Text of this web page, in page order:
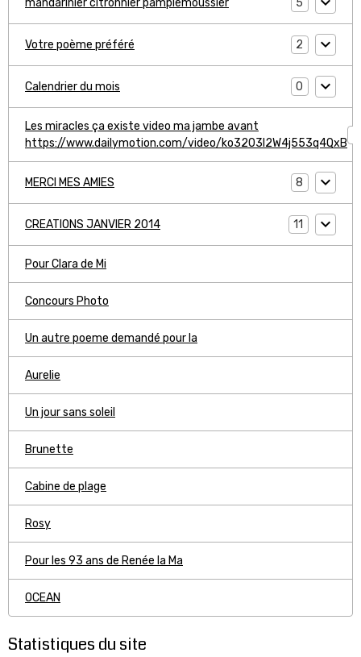
mandarinier citronnier pamplemoussier
Votre poème préféré 2
Calendrier du mois 0
Les miracles ça existe video ma jambe avant
https://www.dailymotion.com/video/ko3203l2W4j553q4QxB
MERCI MES AMIES 8
CREATIONS JANVIER 2014 11
Pour Clara de Mi
Concours Photo
Un autre poeme demandé pour la
Aurelie
Un jour sans soleil
Brunette
Cabine de plage
Rosy
Pour les 93 ans de Renée la Ma
OCEAN
Statistiques du site